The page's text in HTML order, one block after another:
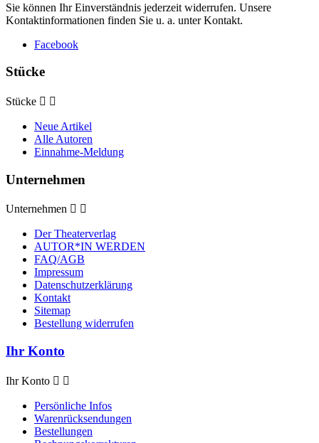
Sie können Ihr Einverständnis jederzeit widerrufen. Unsere
Kontaktinformationen finden Sie u. a. unter Kontakt.
Facebook
Stücke
Stücke  
Neue Artikel
Alle Autoren
Einnahme-Meldung
Unternehmen
Unternehmen  
Der Theaterverlag
AUTOR*IN WERDEN
FAQ/AGB
Impressum
Datenschutzerklärung
Kontakt
Sitemap
Bestellung widerrufen
Ihr Konto
Ihr Konto  
Persönliche Infos
Warenrücksendungen
Bestellungen